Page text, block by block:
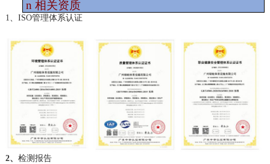
n 相关资质
1、ISO管理体系认证
2、 检测报告